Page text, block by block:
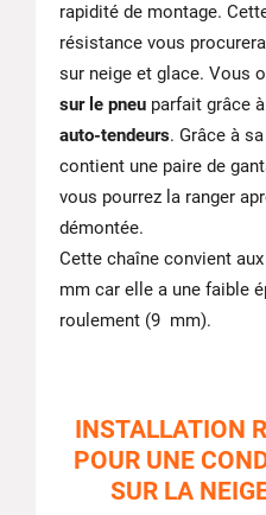
rapidité de montage.
résistance vous
sur neige et glace. Vous
sur le pneu parfait grâce
auto-tendeurs. Grâce à
contient une paire de
vous pourrez la ranger
démontée.
Cette chaîne convient aux
mm car elle a une faible
roulement (9 mm).
INSTALLATION
POUR UNE
SUR LA